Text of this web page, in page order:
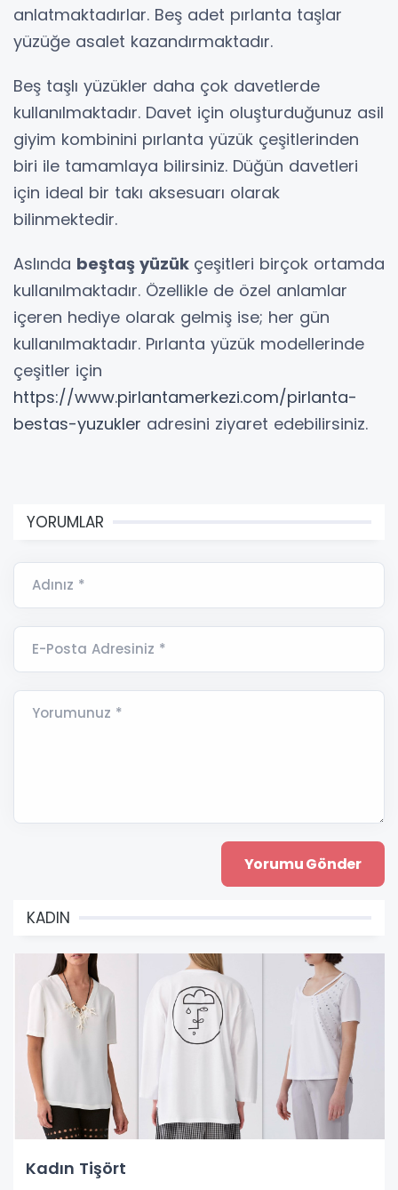
anlatmaktadırlar. Beş adet pırlanta taşlar
yüzüğe asalet kazandırmaktadır.
Beş taşlı yüzükler daha çok davetlerde
kullanılmaktadır. Davet için oluşturduğunuz asil
giyim kombinini pırlanta yüzük çeşitlerinden
biri ile tamamlaya bilirsiniz. Düğün davetleri
için ideal bir takı aksesuarı olarak
bilinmektedir.
Aslında beştaş yüzük çeşitleri birçok ortamda
kullanılmaktadır. Özellikle de özel anlamlar
içeren hediye olarak gelmiş ise; her gün
kullanılmaktadır. Pırlanta yüzük modellerinde
çeşitler için
https://www.pirlantamerkezi.com/pirlanta-
bestas-yuzukler adresini ziyaret edebilirsiniz.
YORUMLAR
Adınız *
E-Posta Adresiniz *
Yorumunuz *
KADIN
Kadın Tişört